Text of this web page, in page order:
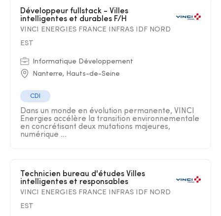
Développeur fullstack - Villes
intelligentes et durables F/H
VINCI ENERGIES FRANCE INFRAS IDF NORD
EST
Informatique Développement
Nanterre, Hauts-de-Seine
CDI
Dans un monde en évolution permanente, VINCI
Energies accélère la transition environnementale
en concrétisant deux mutations majeures,
numérique ...
intelligentes et responsables
VINCI ENERGIES FRANCE INFRAS IDF NORD
EST